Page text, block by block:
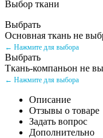
Выбор ткани
Выбрать
Основная ткань не
← Нажмите для выбора
Выбрать
Ткань-компаньон не
← Нажмите для выбора
Описание
Отзывы о товаре
Задать вопрос
Дополнительно